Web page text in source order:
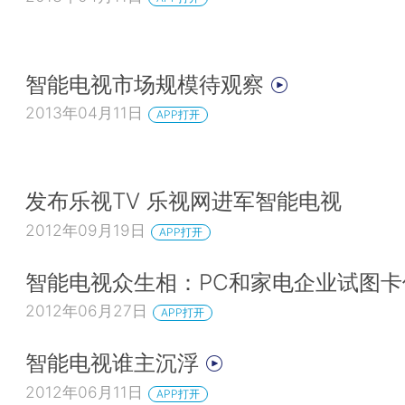
智能电视市场规模待观察
2013年04月11日 APP打开
发布乐视TV 乐视网进军智能电视
2012年09月19日 APP打开
智能电视众生相：PC和家电企业试图
2012年06月27日 APP打开
智能电视谁主沉浮
2012年06月11日 APP打开